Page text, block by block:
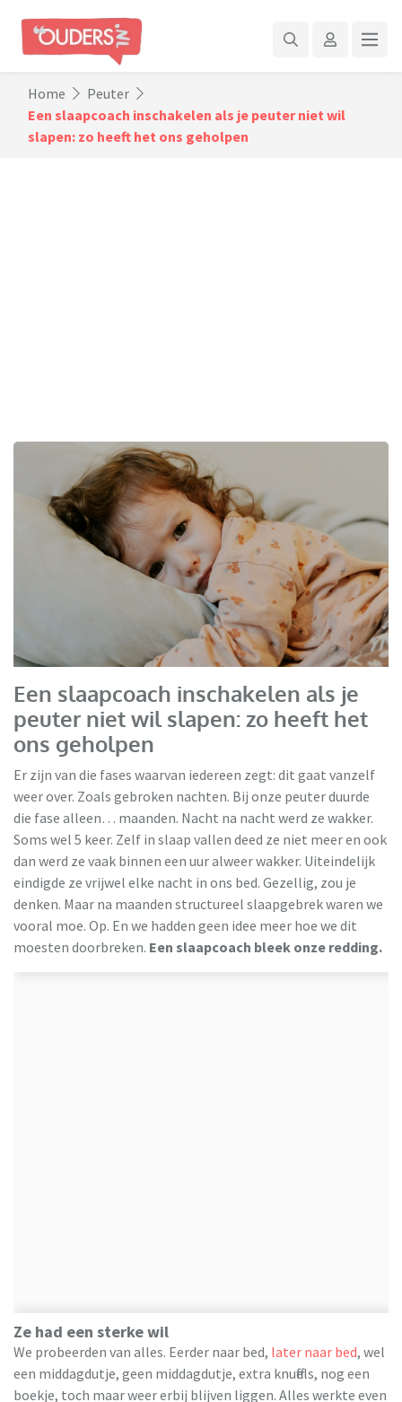
Home
Peuter
Een slaapcoach inschakelen als je peuter niet wil
slapen: zo heeft het ons geholpen
Een slaapcoach inschakelen als je
peuter niet wil slapen: zo heeft het
ons geholpen
Er zijn van die fases waarvan iedereen zegt: dit gaat vanzelf
weer over. Zoals gebroken nachten. Bij onze peuter duurde
die fase alleen… maanden. Nacht na nacht werd ze wakker.
Soms wel 5 keer. Zelf in slaap vallen deed ze niet meer en ook
dan werd ze vaak binnen een uur alweer wakker. Uiteindelijk
eindigde ze vrijwel elke nacht in ons bed. Gezellig, zou je
denken. Maar na maanden structureel slaapgebrek waren we
vooral moe. Op. En we hadden geen idee meer hoe we dit
moesten doorbreken. Een slaapcoach bleek onze redding.
Ze had een sterke wil
We probeerden van alles. Eerder naar bed, later naar bed, wel
een middagdutje, geen middagdutje, extra knuffels, nog een
boekje, toch maar weer erbij blijven liggen. Alles werkte even